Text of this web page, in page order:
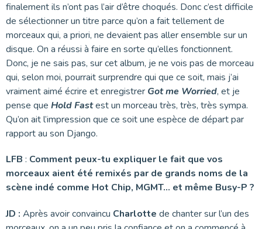
finalement ils n’ont pas l’air d’être choqués. Donc c’est difficile
de sélectionner un titre parce qu’on a fait tellement de
morceaux qui, a priori, ne devaient pas aller ensemble sur un
disque. On a réussi à faire en sorte qu’elles fonctionnent.
Donc, je ne sais pas, sur cet album, je ne vois pas de morceau
qui, selon moi, pourrait surprendre qui que ce soit, mais j’ai
vraiment aimé écrire et enregistrer Got me Worried, et je
pense que Hold Fastest un morceau très, très, très sympa.
Qu’on ait l’impression que ce soit une espèce de départ par
rapport au son Django.
LFB : Comment peux-tu expliquer le fait que vos
morceaux aient été remixés par de grands noms de la
scène indé comme Hot Chip, MGMT… et même Busy-P ?
JD : Après avoir convaincu Charlotte de chanter sur l’un des